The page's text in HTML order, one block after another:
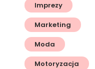
Imprezy
Marketing
Moda
Motoryzacja